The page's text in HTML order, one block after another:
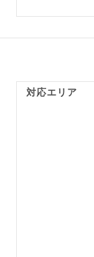
対応エリア